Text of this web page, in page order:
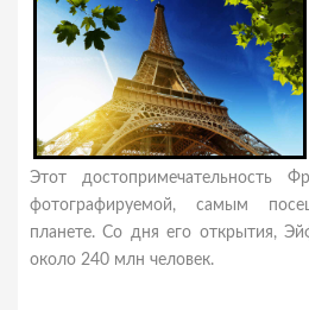
Этот достопримечательность
фотографируемой, самым
планете. Со дня его открытия,
около 240 млн человек.